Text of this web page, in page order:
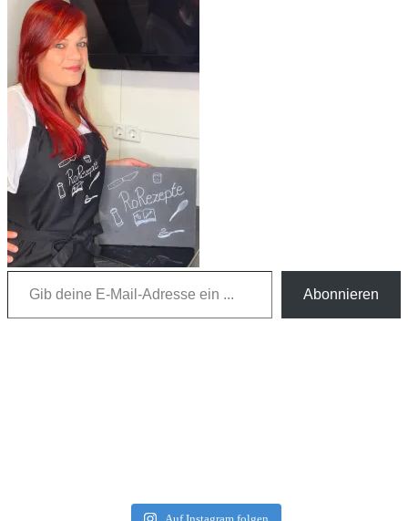
Gib deine E-Mail-Adresse ein ...
Abonnieren